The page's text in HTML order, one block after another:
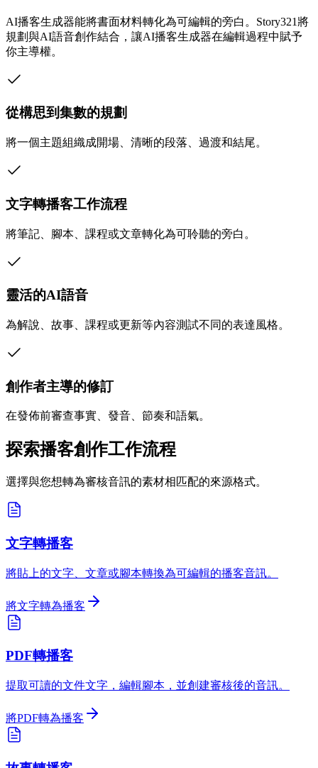
AI播客生成器能將書面材料轉化為可編輯的旁白。Story321將
規劃與AI語音創作結合，讓AI播客生成器在編輯過程中賦予
你主導權。
從構思到集數的規劃
將一個主題組織成開場、清晰的段落、過渡和結尾。
文字轉播客工作流程
將筆記、腳本、課程或文章轉化為可聆聽的旁白。
靈活的AI語音
為解說、故事、課程或更新等內容測試不同的表達風格。
創作者主導的修訂
在發佈前審查事實、發音、節奏和語氣。
探索播客創作工作流程
選擇與您想轉為審核音訊的素材相匹配的來源格式。
文字轉播客
將貼上的文字、文章或腳本轉換為可編輯的播客音訊。
將文字轉為播客
PDF轉播客
提取可讀的文件文字，編輯腳本，並創建審核後的音訊。
將PDF轉為播客